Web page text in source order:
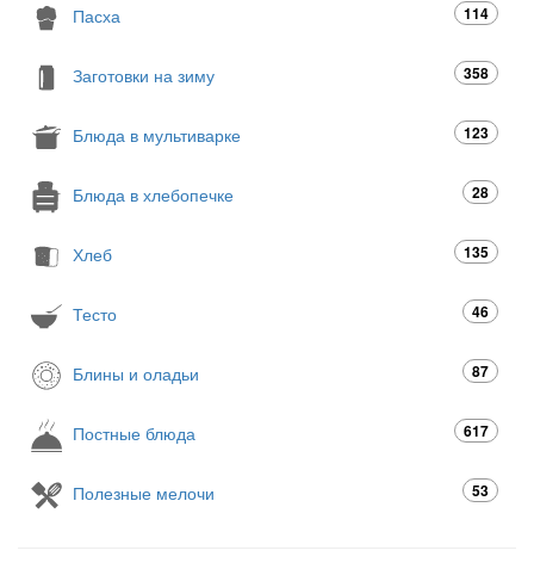
Пасха 114
Заготовки на зиму 358
Блюда в мультиварке 123
Блюда в хлебопечке 28
Хлеб 135
Тесто 46
Блины и оладьи 87
Постные блюда 617
Полезные мелочи 53